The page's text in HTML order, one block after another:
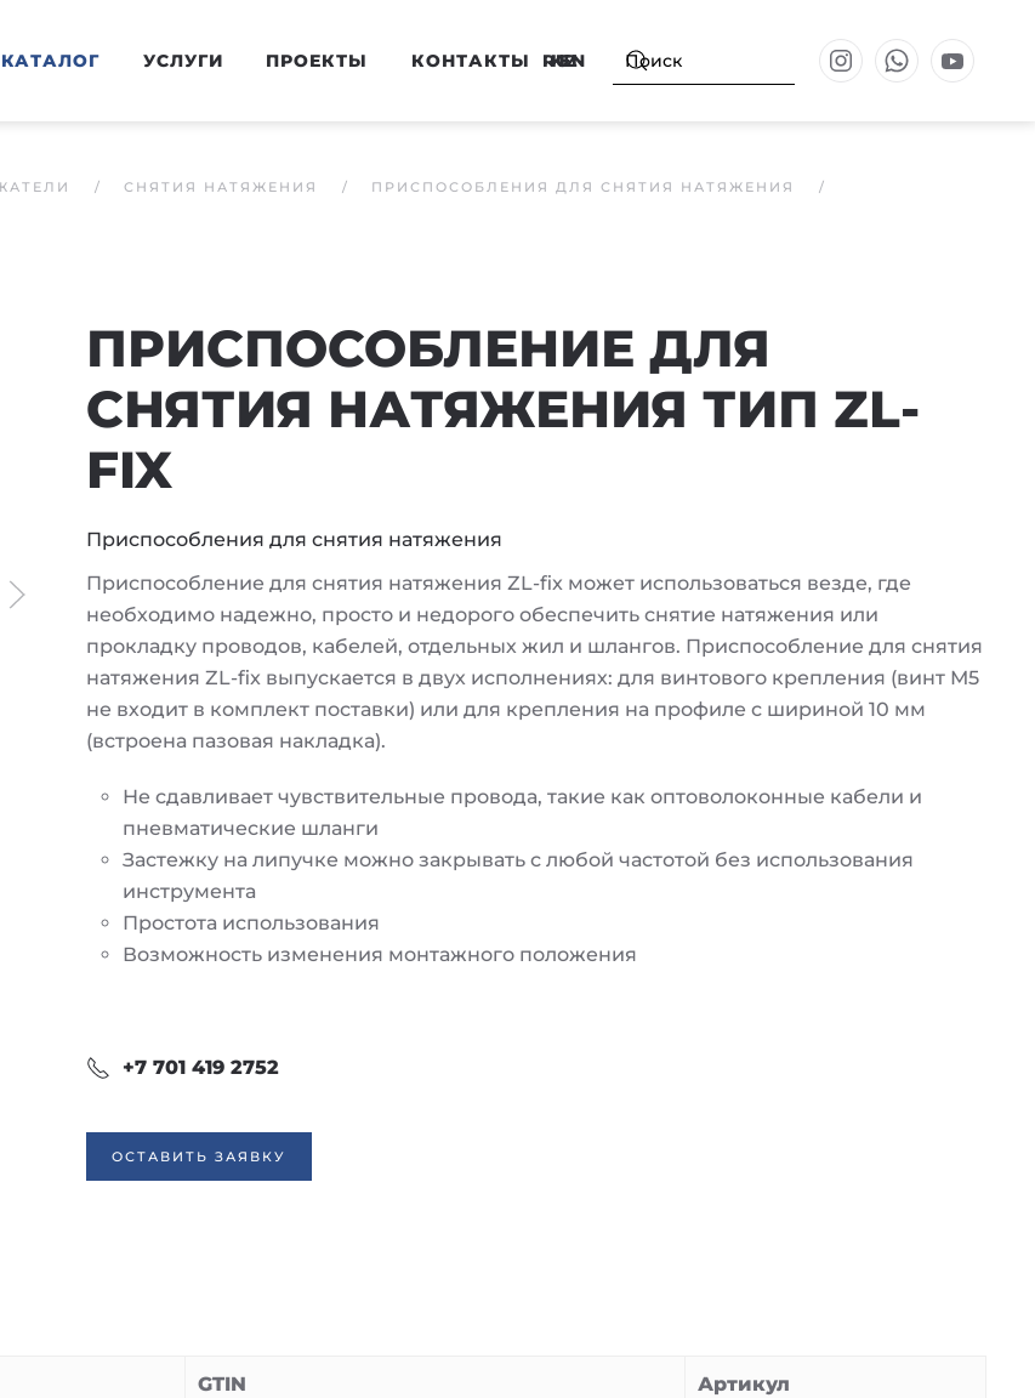
КАТАЛОГ УСЛУГИ ПРОЕКТЫ КОНТАКТЫ RU
KZ
EN
СНЯТИЯ НАТЯЖЕНИЯ
ПРИСПОСОБЛЕНИЯ ДЛЯ СНЯТИЯ НАТЯЖЕНИЯ
ПРИСПОСОБЛЕНИЕ ДЛЯ
СНЯТИЯ НАТЯЖЕНИЯ ТИП ZL-
FIX
Приспособления для снятия натяжения
Приспособление для снятия натяжения ZL-fix может использоваться везде, где
необходимо надежно, просто и недорого обеспечить снятие натяжения или
прокладку проводов, кабелей, отдельных жил и шлангов. Приспособление для снятия
натяжения ZL-fix выпускается в двух исполнениях: для винтового крепления (винт М5
не входит в комплект поставки) или для крепления на профиле с шириной 10 мм
(встроена пазовая накладка).
Не сдавливает чувствительные провода, такие как оптоволоконные кабели и
пневматические шланги
Застежку на липучке можно закрывать с любой частотой без использования
инструмента
Простота использования
Возможность изменения монтажного положения
+7 701 419 2752
ОСТАВИТЬ ЗАЯВКУ
GTIN Артикул